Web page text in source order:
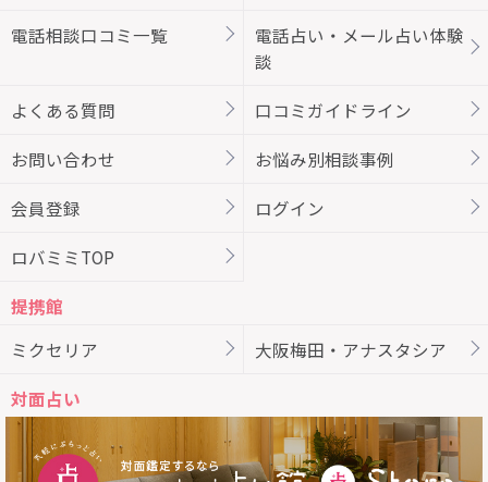
電話相談口コミ一覧
電話占い・メール占い体験
談
よくある質問 口コミガイドライン
お問い合わせ お悩み別相談事例
会員登録 ログイン
ロバミミTOP
提携館
ミクセリア
大阪梅田・アナスタシア
対面占い